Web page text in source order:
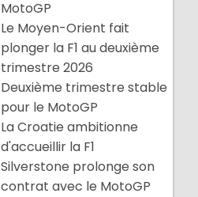
MotoGP
Le Moyen-Orient fait
plonger la F1 au deuxième
trimestre 2026
Deuxième trimestre stable
pour le MotoGP
La Croatie ambitionne
d'accueillir la F1
Silverstone prolonge son
contrat avec le MotoGP